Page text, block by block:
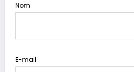
Nom
E-mail